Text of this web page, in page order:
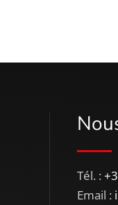
Tél. :
Email :